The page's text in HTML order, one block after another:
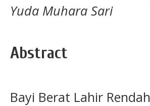
Yuda Muhara Sari
Abstract
Bayi Berat Lahir